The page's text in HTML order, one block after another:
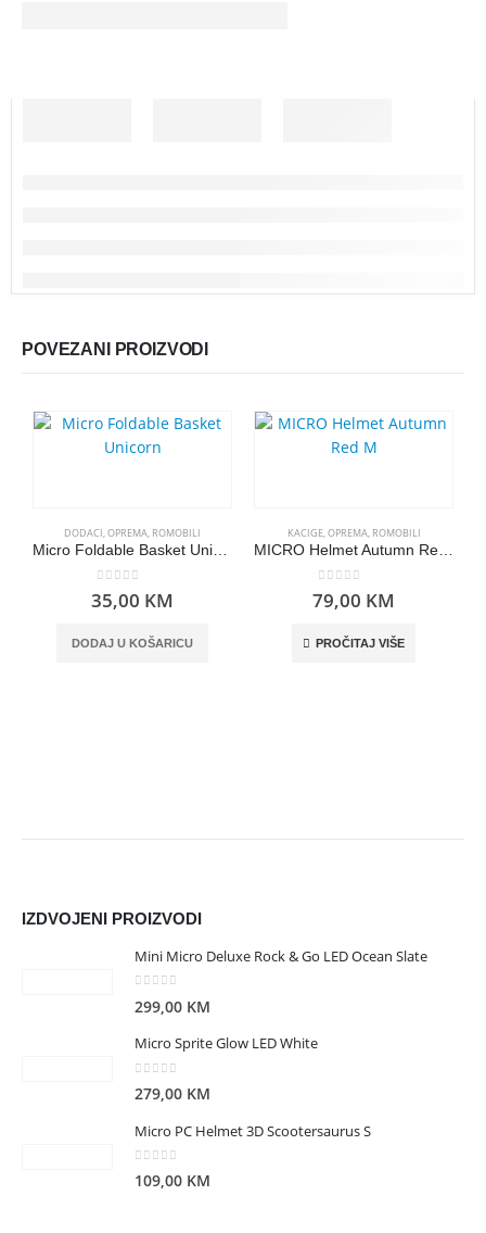
POVEZANI PROIZVODI
DODACI,OPREMA, ROMOBILI
Micro Foldable Basket Unicorn
0out of 5
35,00 KM
DODAJ U KOŠARICU
KACIGE,OPREMA, ROMOBILI
MICRO Helmet Autumn Red M
0out of 5
79,00 KM
PROČITAJ VIŠE
IZDVOJENI PROIZVODI
Mini Micro Deluxe Rock & Go LED Ocean Slate
299,00 KM
Micro Sprite Glow LED White
279,00 KM
Micro PC Helmet 3D Scootersaurus S
0 out of 5
109,00 KM